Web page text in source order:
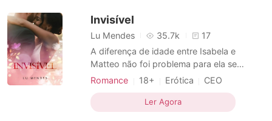
ser bonita, ter um rosto perfeito, sab
Invisível
Lu Mendes 35.7k
17
A diferença de idade entre Isabela e
Matteo não foi problema para ela se
apaixonar. Muito menos a diferença racial.
de gado em Belo Vale, MG. Isabela está
voltando depois de oito anos aquela
Romance 18+ Erótica
CEO
Azarada
Charmoso
Ler Agora